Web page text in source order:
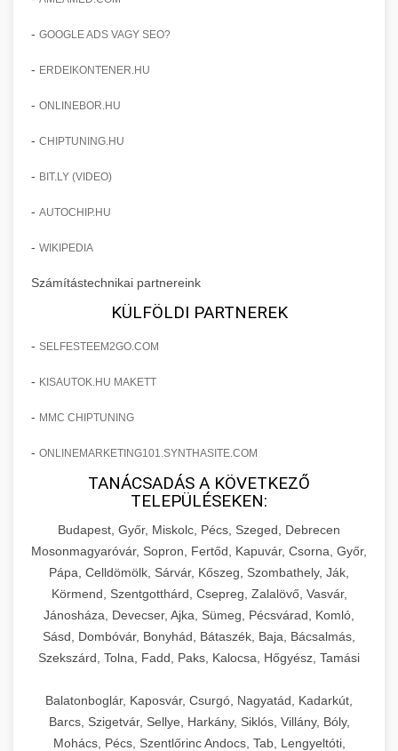
- GOOGLE ADS VAGY SEO?
- ERDEIKONTENER.HU
- ONLINEBOR.HU
- CHIPTUNING.HU
- BIT.LY (VIDEO)
- AUTOCHIP.HU
- WIKIPEDIA
Számítástechnikai partnereink
KÜLFÖLDI PARTNEREK
- SELFESTEEM2GO.COM
- KISAUTOK.HU MAKETT
- MMC CHIPTUNING
- ONLINEMARKETING101.SYNTHASITE.COM
TANÁCSADÁS A KÖVETKEZŐ
TELEPÜLÉSEKEN:
Budapest, Győr, Miskolc, Pécs, Szeged, Debrecen
Mosonmagyaróvár, Sopron, Fertőd, Kapuvár, Csorna, Győr,
Pápa, Celldömölk, Sárvár, Kőszeg, Szombathely, Ják,
Körmend, Szentgotthárd, Csepreg, Zalalövő, Vasvár,
Jánosháza, Devecser, Ajka, Sümeg, Pécsvárad, Komló,
Sásd, Dombóvár, Bonyhád, Bátaszék, Baja, Bácsalmás,
Szekszárd, Tolna, Fadd, Paks, Kalocsa, Hőgyész, Tamási
Balatonboglár, Kaposvár, Csurgó, Nagyatád, Kadarkút,
Barcs, Szigetvár, Sellye, Harkány, Siklós, Villány, Bóly,
Mohács, Pécs, Szentlőrinc Andocs, Tab, Lengyeltóti,